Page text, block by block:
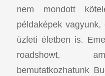
nem mondott
példaképek
üzleti életben is.
roadshowt,
bemutatkozhatunk